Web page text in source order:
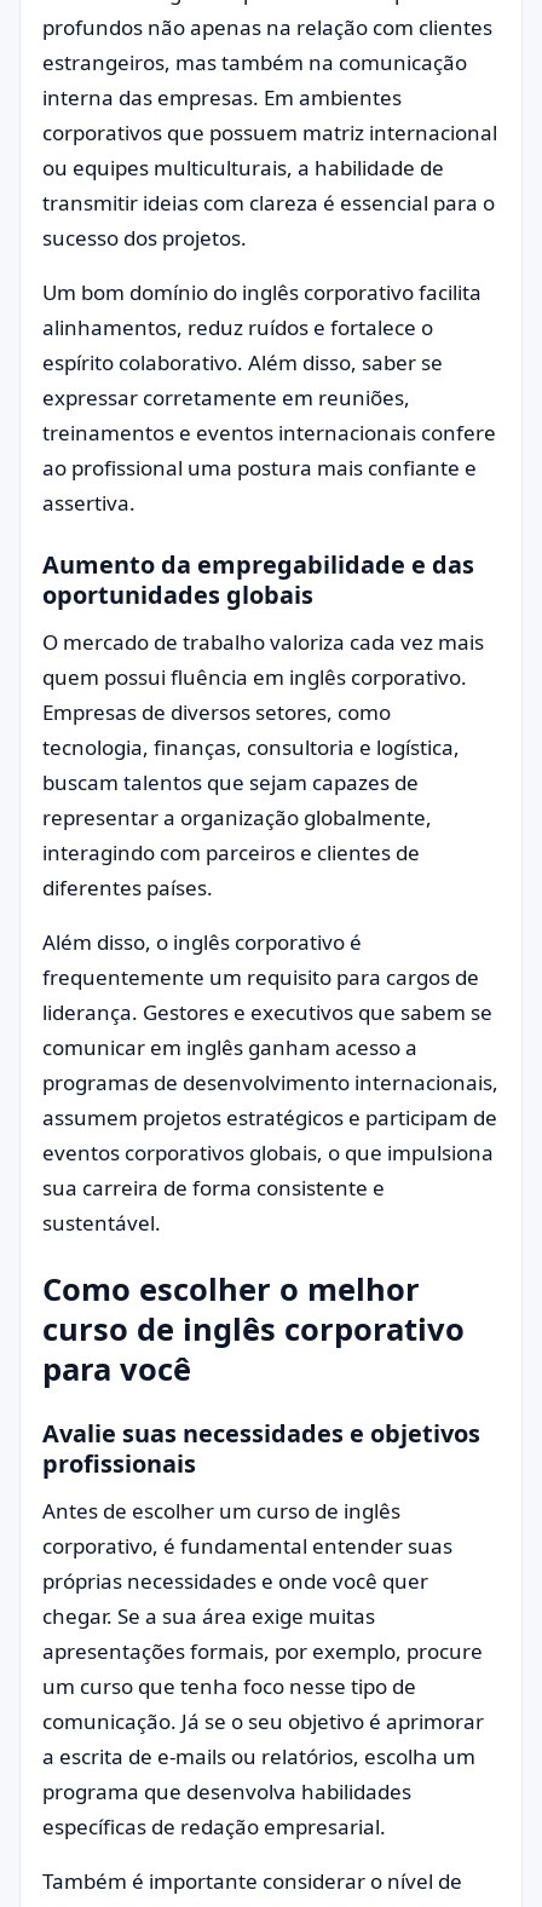
profundos não apenas na relação com clientes
estrangeiros, mas também na comunicação
interna das empresas. Em ambientes
corporativos que possuem matriz internacional
ou equipes multiculturais, a habilidade de
transmitir ideias com clareza é essencial para o
sucesso dos projetos.
Um bom domínio do inglês corporativo facilita
alinhamentos, reduz ruídos e fortalece o
espírito colaborativo. Além disso, saber se
expressar corretamente em reuniões,
treinamentos e eventos internacionais confere
ao profissional uma postura mais confiante e
assertiva.
Aumento da empregabilidade e das
oportunidades globais
O mercado de trabalho valoriza cada vez mais
quem possui fluência em inglês corporativo.
Empresas de diversos setores, como
tecnologia, finanças, consultoria e logística,
buscam talentos que sejam capazes de
representar a organização globalmente,
interagindo com parceiros e clientes de
diferentes países.
Além disso, o inglês corporativo é
frequentemente um requisito para cargos de
liderança. Gestores e executivos que sabem se
comunicar em inglês ganham acesso a
programas de desenvolvimento internacionais,
assumem projetos estratégicos e participam de
eventos corporativos globais, o que impulsiona
sua carreira de forma consistente e
sustentável.
Como escolher o melhor
curso de inglês corporativo
para você
Avalie suas necessidades e objetivos
profissionais
Antes de escolher um curso de inglês
corporativo, é fundamental entender suas
próprias necessidades e onde você quer
chegar. Se a sua área exige muitas
apresentações formais, por exemplo, procure
um curso que tenha foco nesse tipo de
comunicação. Já se o seu objetivo é aprimorar
a escrita de e-mails ou relatórios, escolha um
programa que desenvolva habilidades
específicas de redação empresarial.
Também é importante considerar o nível de